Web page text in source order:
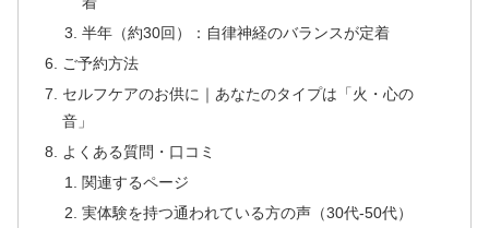
半年（約30回）：自律神経のバランスが定着
ご予約方法
セルフケアのお供に｜あなたのタイプは「火・心の
音」
よくある質問・口コミ
関連するページ
実体験を持つ通われている方の声（30代-50代）